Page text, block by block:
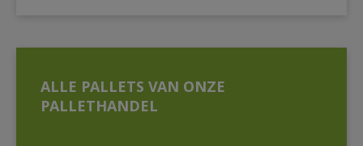
ALLE PALLETS VAN ONZE
PALLETHANDEL